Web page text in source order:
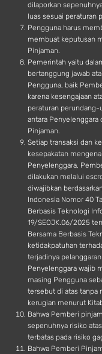
dilaporkan
luas sesuai peraturan
Pengguna harus
membuat keputusan
Pinjaman.
Pemerintah yaitu
bertanggung jawab
Pengguna, baik
karena kesengajaan
peraturan perundang-
antara
Pinjaman.
Setiap transaksi dan
kesepakatan
Penyelenggara,
dilakukan melalui
diwajibkan
Indonesia Nomor 40
Berbasis Teknologi
19/SEOJK.06/2025
Bersama Berbasis
ketidakpatuhan
terjadinya
Penyelenggara wajib
masing Pengguna
tersebut di atas tanpa
kerugian menurut
Bahwa Pemberi
sepenuhnya risiko
terbatas pada risiko
Bahwa Pemberi